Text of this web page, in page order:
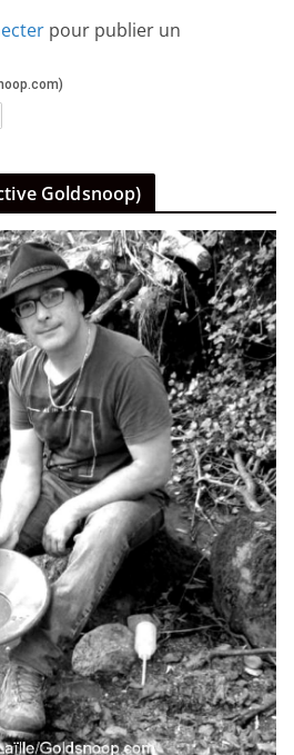
pour publier un
Goldsnoop)